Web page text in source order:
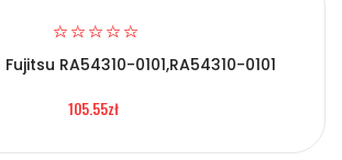
i zgodności
RA54310-0101,RA54310-0101
105.55zł